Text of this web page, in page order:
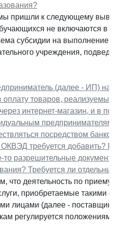
пришли к следующему
не включаются в
субсидии на выполнение
учреждения,
(далее - ИП)
оплату товаров,
интернет-магазин, и в
посредством
ОКВЭД требуется добавить?
то разрешительные
Требуется ли
что деятельность по
приобретаемые такими
лицами (далее -
регулируется